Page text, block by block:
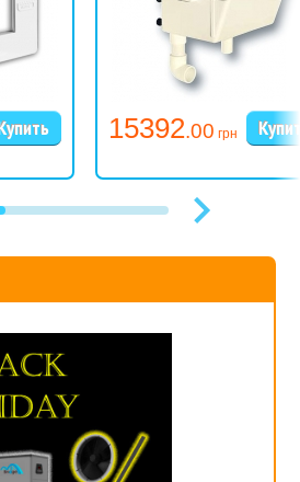
15392.00 грн